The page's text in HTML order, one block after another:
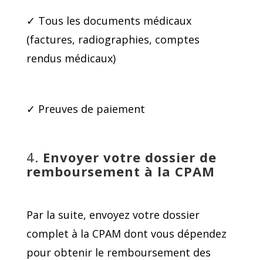
✓ Tous les documents médicaux
(factures, radiographies, comptes
rendus médicaux)
✓ Preuves de paiement
4. Envoyer votre dossier de
remboursement à la CPAM
Par la suite, envoyez votre dossier
complet à la CPAM dont vous dépendez
pour obtenir le remboursement des